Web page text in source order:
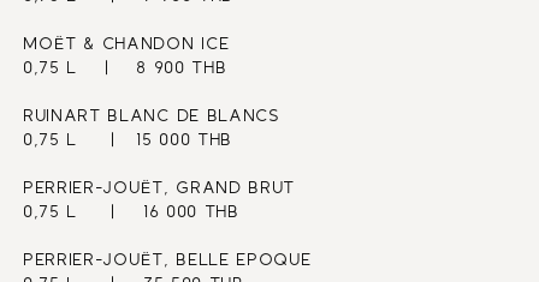
MOËT & CHANDON ICE
0,75 L    |    8 900 THB
RUINART BLANC DE BLANCS
0,75 L     |   15 000 THB
PERRIER-JOUËT, GRAND BRUT
0,75 L     |    16 000 THB
PERRIER-JOUËT, BELLE EPOQUE